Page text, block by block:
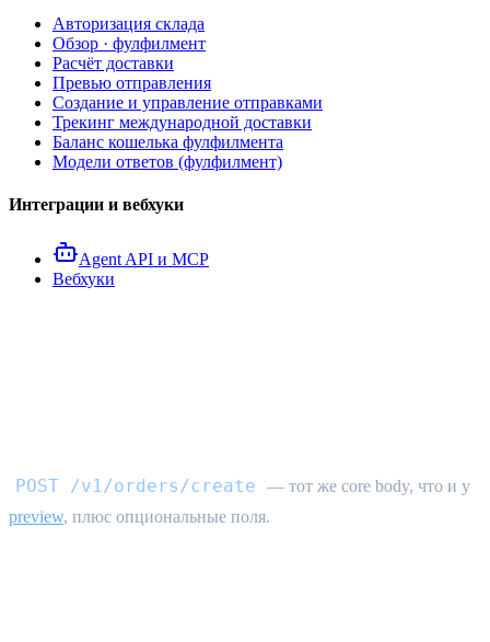
Авторизация склада
Обзор · фулфилмент
Расчёт доставки
Превью отправления
Создание и управление отправками
Трекинг международной доставки
Баланс кошелька фулфилмента
Модели ответов (фулфилмент)
Интеграции и вебхуки
Agent API и MCP
Вебхуки
POST /v1/orders/create
— тот же core body, что и у
preview, плюс опциональные поля.